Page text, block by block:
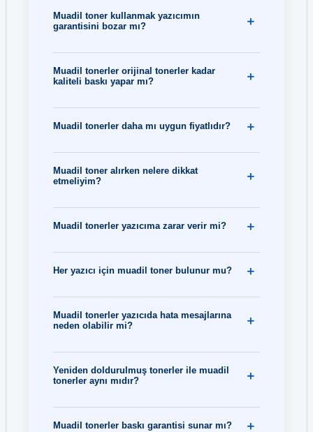
Muadil toner kullanmak yazıcımın
garantisini bozar mı?
Muadil tonerler orijinal tonerler kadar
kaliteli baskı yapar mı?
Muadil tonerler daha mı uygun fiyatlıdır?
Muadil toner alırken nelere dikkat
etmeliyim?
Muadil tonerler yazıcıma zarar verir mi?
Her yazıcı için muadil toner bulunur mu?
Muadil tonerler yazıcıda hata mesajlarına
neden olabilir mi?
Yeniden doldurulmuş tonerler ile muadil
tonerler aynı mıdır?
Muadil tonerler baskı garantisi sunar mı?